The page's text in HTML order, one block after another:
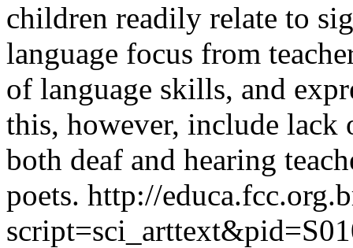
children readily relate to
language focus from
of language skills, and
this, however, include lack
both deaf and hearing
poets. http://